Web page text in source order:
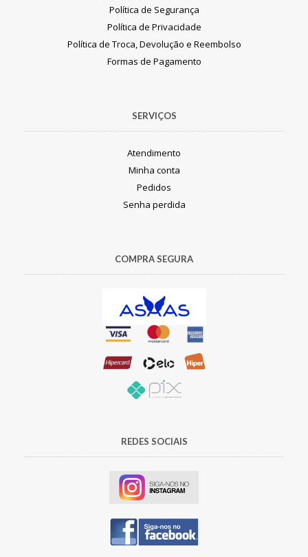
Política de Segurança
Política de Privacidade
Política de Troca, Devolução e Reembolso
Formas de Pagamento
SERVIÇOS
Atendimento
Minha conta
Pedidos
Senha perdida
COMPRA SEGURA
REDES SOCIAIS